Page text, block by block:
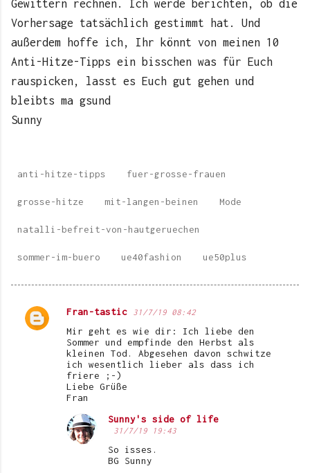
Gewittern rechnen. Ich werde berichten, ob die
Vorhersage tatsächlich gestimmt hat. Und
außerdem hoffe ich, Ihr könnt von meinen 10
Anti-Hitze-Tipps ein bisschen was für Euch
rauspicken, lasst es Euch gut gehen und
bleibts ma gsund
Sunny
anti-hitze-tipps fuer-grosse-frauen
grosse-hitze mit-langen-beinen Mode
natalli-befreit-von-hautgeruechen
sommer-im-buero ue40fashion ue50plus
K
Fran-tastic 31/7/19 08:42
Mir geht es wie dir: Ich liebe den
Sommer und empfinde den Herbst als
kleinen Tod. Abgesehen davon schwitze
ich wesentlich lieber als dass ich
friere ;-)
Liebe Grüße
Fran
Sunny's side of life
31/7/19 19:43
So isses.
BG Sunny